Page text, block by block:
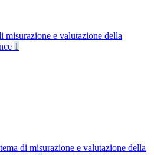
misurazione e valutazione della
1
di misurazione e valutazione della